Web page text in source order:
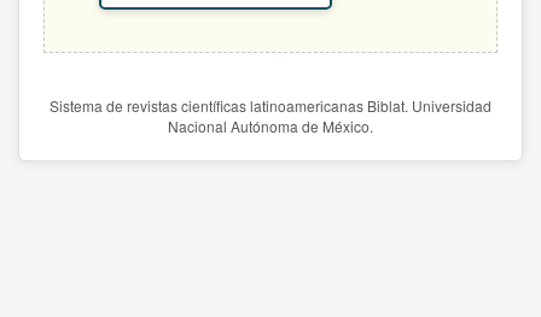
Sistema de revistas científicas latinoamericanas Biblat. Universidad
Nacional Autónoma de México.